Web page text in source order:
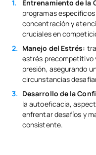
Entrenamiento de la
programas
concentración y
cruciales en
Manejo del Estrés:
estrés precompetitivo
presión, asegurando
circunstancias
Desarrollo de la
la autoeficacia,
enfrentar desafíos y
consistente.